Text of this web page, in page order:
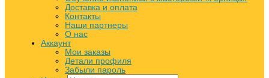
Доставка и оплата
Контакты
Наши партнеры
О нас
Аккаунт
Мои заказы
Детали профиля
Забыли пароль